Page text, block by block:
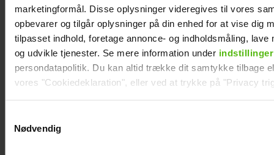
marketingformål. Disse oplysninger videregives til vores
opbevarer og tilgår oplysninger på din enhed for at vise dig
tilpasset indhold, foretage annonce- og indholdsmåling, lave
og udvikle tjenester. Se mere information under indstillinger
persondatapolitik. Du kan altid trække dit samtykke tilbage
vores "Cookiedeklaration", eller ved at trykke på "Privacy
Nødvendig
Szhirley åbner op om depression: "Jeg var
bare ked af det konstant"